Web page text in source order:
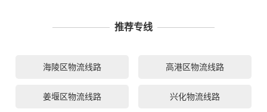
推荐专线
海陵区物流线路 高港区物流线路
姜堰区物流线路 兴化物流线路